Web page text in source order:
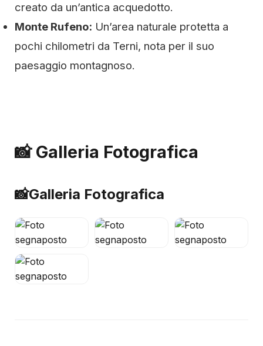
creato da un’antica acquedotto.
Monte Rufeno: Un’area naturale protetta a
pochi chilometri da Terni, nota per il suo
paesaggio montagnoso.
📸 Galleria Fotografica
📸Galleria Fotografica